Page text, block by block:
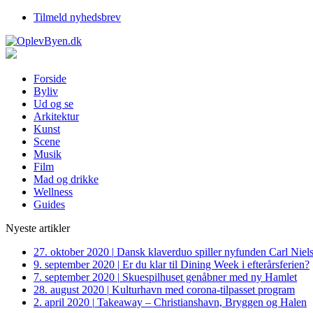
Tilmeld nyhedsbrev
Forside
Byliv
Ud og se
Arkitektur
Kunst
Scene
Musik
Film
Mad og drikke
Wellness
Guides
Nyeste artikler
27. oktober 2020 | Dansk klaverduo spiller nyfunden Carl
9. september 2020 | Er du klar til Dining Week i efterårsferien?
7. september 2020 | Skuespilhuset genåbner med ny Hamlet
28. august 2020 | Kulturhavn med corona-tilpasset program
2. april 2020 | Takeaway – Christianshavn, Bryggen og Halen